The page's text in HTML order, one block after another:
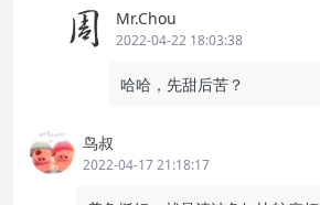
Mr.Chou
2022-04-22 18:03:38
哈哈，先甜后苦？
鸟叔
2022-04-17 21:18:17